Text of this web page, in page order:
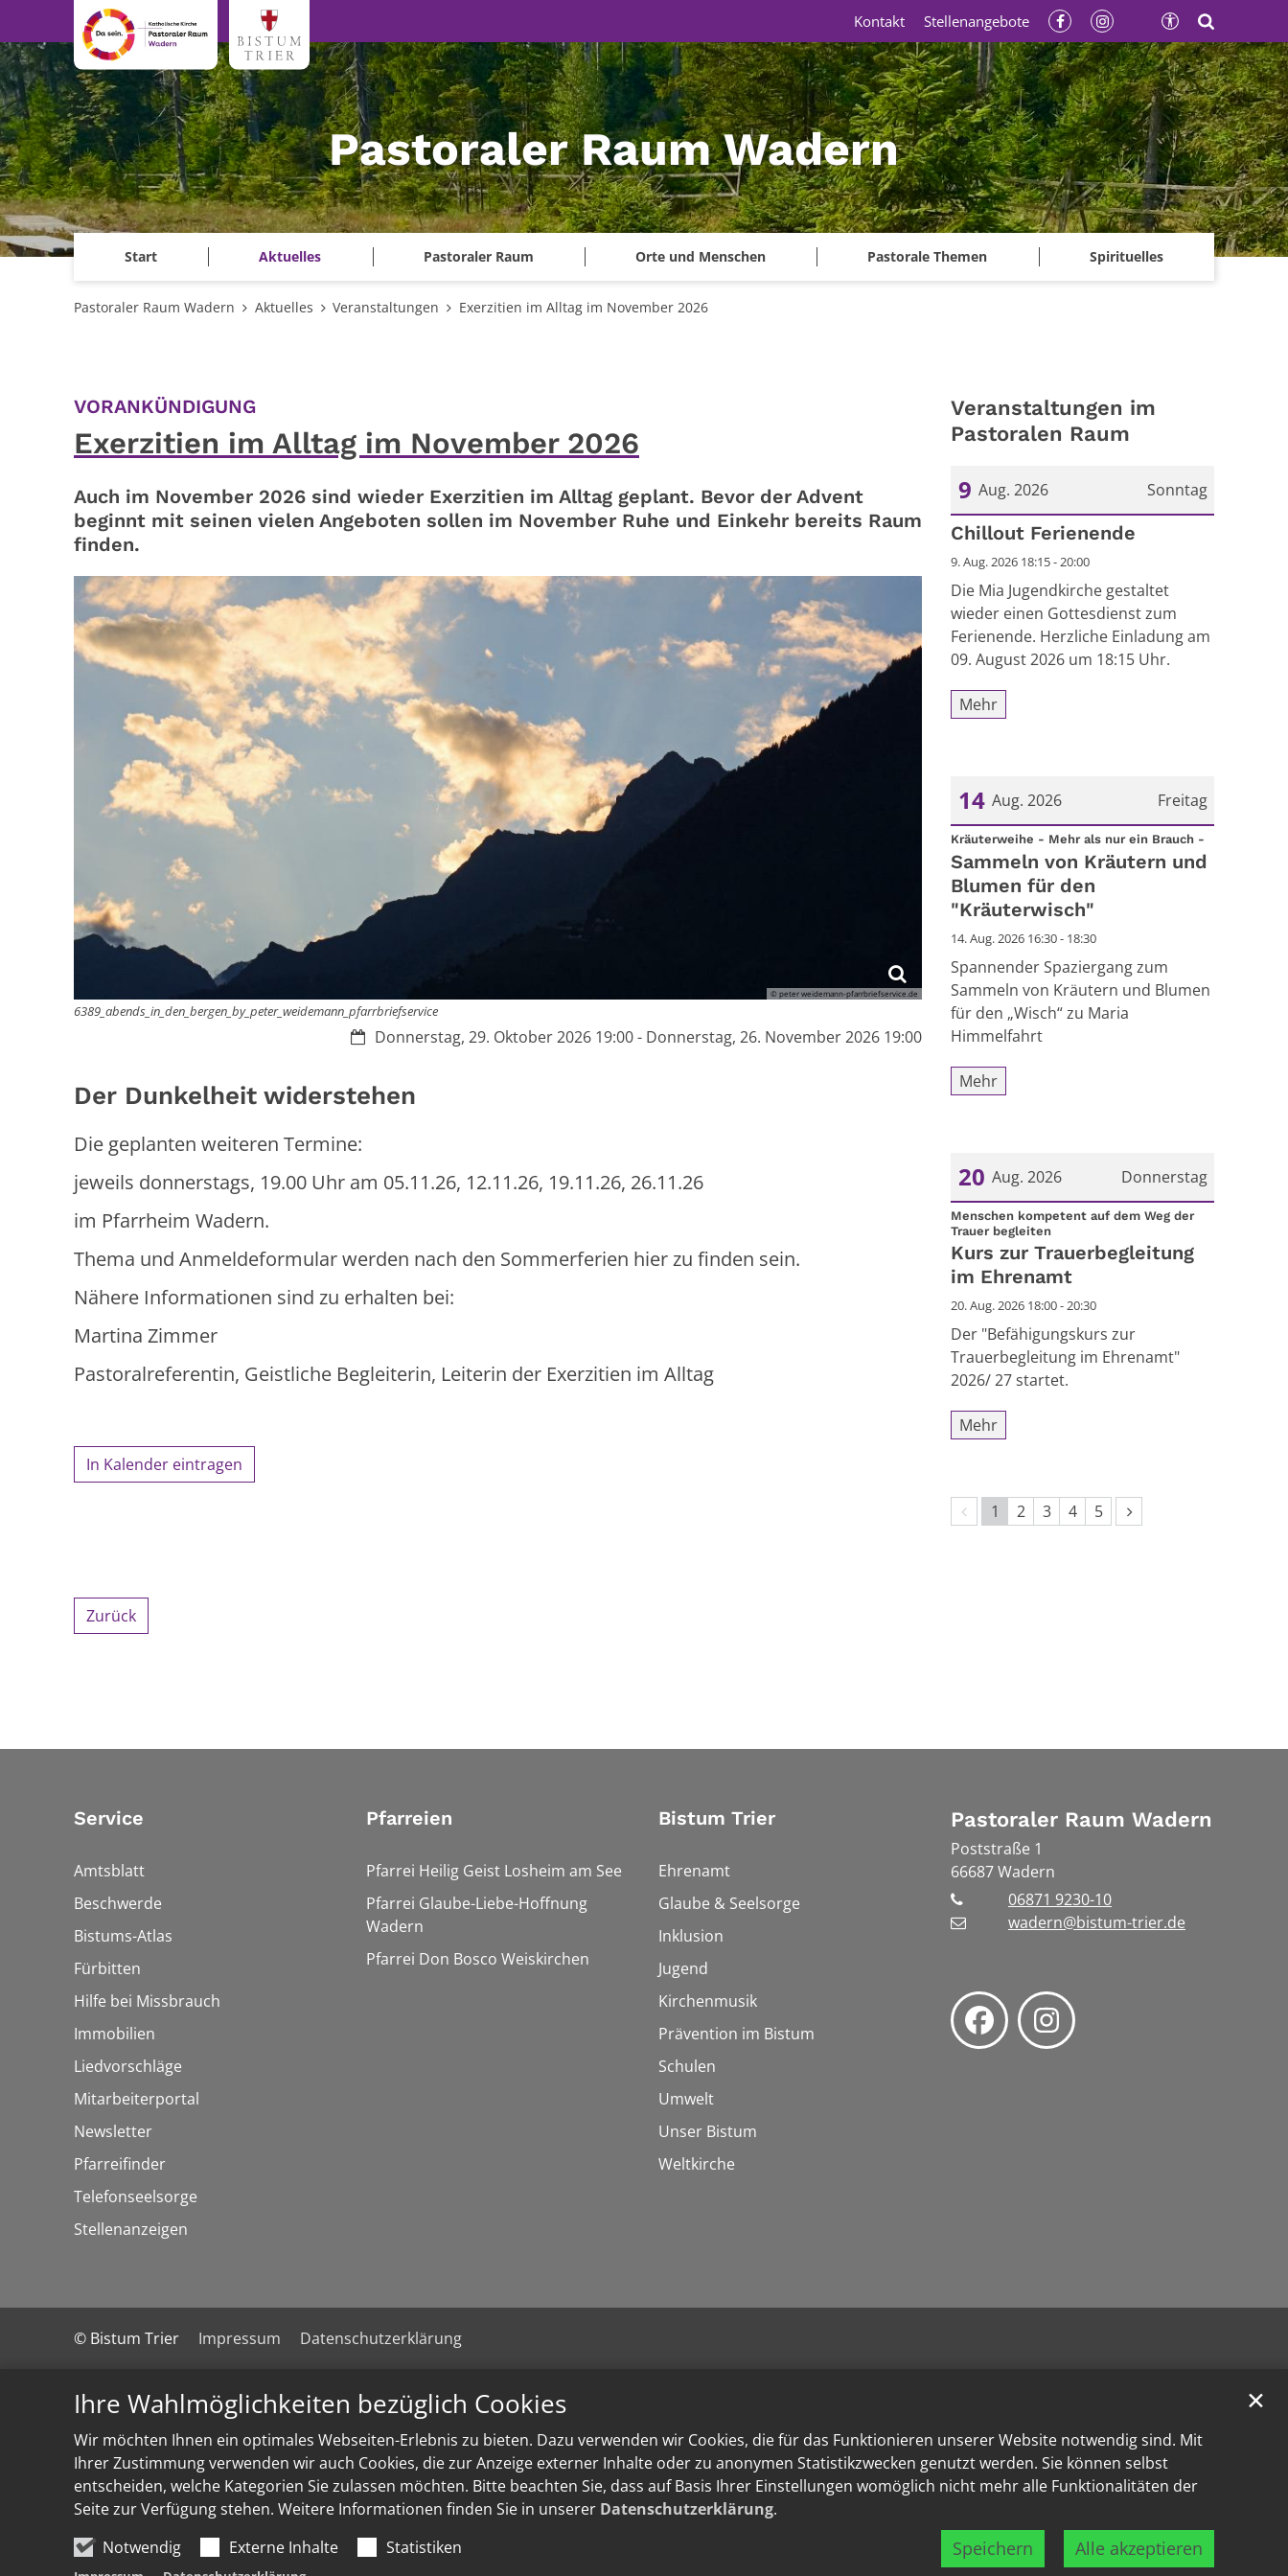
Ihre Wahlmöglichkeiten bezüglich Cookies
Wir möchten Ihnen ein optimales Webseiten-Erlebnis zu bieten. Dazu verwenden wir Cookies, die für das Funktionieren unserer Website notwendig sind. Mit
Ihrer Zustimmung verwenden wir auch Cookies, die zur Anzeige externer Inhalte oder zu anonymen Statistikzwecken genutzt werden. Sie können selbst
entscheiden, welche Kategorien Sie zulassen möchten. Bitte beachten Sie, dass auf Basis Ihrer Einstellungen womöglich nicht mehr alle Funktionalitäten der
Seite zur Verfügung stehen. Weitere Informationen finden Sie in unserer Datenschutzerklärung.
Notwendig
Externe Inhalte Statistiken Speichern Alle akzeptieren
✕
Zum Inhalt springen
Pastoraler Raum Wadern
Start Aktuelles Pastoraler Raum Orte und Menschen Pastorale Themen Spirituelles
Kontakt Stellenangebote
Pastoraler Raum Wadern Aktuelles Veranstaltungen Exerzitien im Alltag im November 2026
VORANKÜNDIGUNG:
Exerzitien im Alltag im November 2026
Auch im November 2026 sind wieder Exerzitien im Alltag geplant. Bevor der Advent
beginnt mit seinen vielen Angeboten sollen im November Ruhe und Einkehr bereits Raum
finden.
© peter weidemann-pfarrbriefservice.de
6389_abends_in_den_bergen_by_peter_weidemann_pfarrbriefservice
Datum:Donnerstag, 29. Oktober 2026 19:00 - Donnerstag, 26. November 2026 19:00
Der Dunkelheit widerstehen
Die geplanten weiteren Termine:
jeweils donnerstags, 19.00 Uhr am 05.11.26, 12.11.26, 19.11.26, 26.11.26
im Pfarrheim Wadern.
Thema und Anmeldeformular werden nach den Sommerferien hier zu finden sein.
Nähere Informationen sind zu erhalten bei:
Martina Zimmer
Pastoralreferentin, Geistliche Begleiterin, Leiterin der Exerzitien im Alltag
In Kalender eintragen
Veranstaltungen im
Pastoralen Raum
Sonntag
9 Aug. 2026
Datum: 9. August 2026
Chillout Ferienende
9. Aug. 2026 18:15 - 20:00
Die Mia Jugendkirche gestaltet
wieder einen Gottesdienst zum
Ferienende. Herzliche Einladung am
09. August 2026 um 18:15 Uhr.
Mehr
Freitag
14 Aug. 2026
Datum: 14. August 2026
Kräuterweihe - Mehr als nur ein Brauch -
Sammeln von Kräutern und
Blumen für den
"Kräuterwisch"
14. Aug. 2026 16:30 - 18:30
Spannender Spaziergang zum
Sammeln von Kräutern und Blumen
für den „Wisch“ zu Maria
Himmelfahrt
Mehr
Donnerstag
20 Aug. 2026
Datum: 20. August 2026
Menschen kompetent auf dem Weg der
Trauer begleiten:
Kurs zur Trauerbegleitung
im Ehrenamt
20. Aug. 2026 18:00 - 20:30
Der "Befähigungskurs zur
Trauerbegleitung im Ehrenamt"
2026/ 27 startet.
Mehr
Vorherige Seite
1 2 3 4 5 Nächste Seite
Zurück
Service
Amtsblatt
Beschwerde
Bistums-Atlas
Fürbitten
Hilfe bei Missbrauch
Immobilien
Liedvorschläge
Mitarbeiterportal
Newsletter
Pfarreifinder
Telefonseelsorge
Stellenanzeigen
Pfarreien
Pfarrei Heilig Geist Losheim am See
Pfarrei Glaube-Liebe-Hoffnung
Wadern
Pfarrei Don Bosco Weiskirchen
Bistum Trier
Ehrenamt
Glaube & Seelsorge
Inklusion
Jugend
Kirchenmusik
Prävention im Bistum
Schulen
Umwelt
Unser Bistum
Weltkirche
Pastoraler Raum Wadern
Poststraße 1
66687Wadern
06871 9230-10
wadern@bistum-trier.de
© Bistum Trier Impressum Datenschutzerklärung